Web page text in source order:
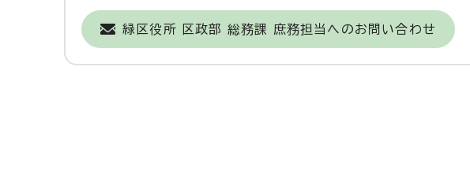
緑区役所 区政部 総務課 庶務担当へのお問い合わせ